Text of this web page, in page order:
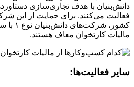
دانش‌بنیان با هدف تجاری‌سازی
فعالیت می‌کنند. برای حمایت از این
مالیات کارتخوان معاف هستند.
سایر فعالیت‌ها: